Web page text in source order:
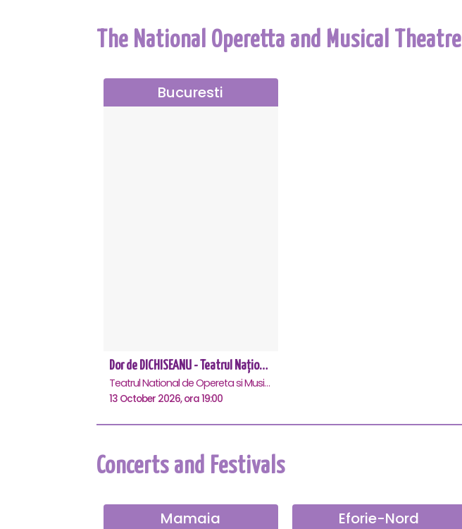
The National Operetta and Musical Theatre
Bucuresti
Dor de DICHISEANU - Teatrul Național de Operetă și Musical „Ion Dacian"
Teatrul National de Opereta si Musical Ion Dacian, Bucuresti
13 October 2026, ora 19:00
Concerts and Festivals
Mamaia Eforie-Nord